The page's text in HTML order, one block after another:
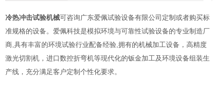
冷热冲击试验机械可咨询广东爱佩试验设备有限公司定制或者购买标
准规格的设备。爱佩科技是模拟环境与可靠性试验设备的专业制造厂
商,具有丰富的环境试验行业配备经验,拥有的机械加工设备，高精度
激光切割机，进口数控折弯机等现代化的钣金加工及环境设备组装生
产线，充分满足客户定制个性化要求。